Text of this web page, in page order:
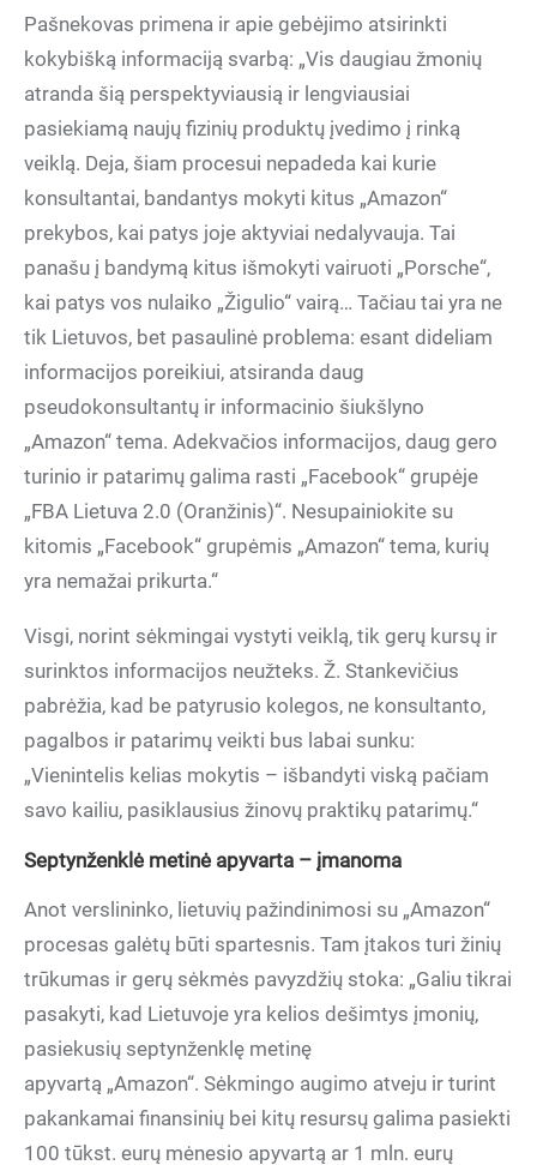
Pašnekovas primena ir apie gebėjimo atsirinkti
kokybišką informaciją svarbą: „Vis daugiau žmonių
atranda šią perspektyviausią ir lengviausiai
pasiekiamą naujų fizinių produktų įvedimo į rinką
veiklą. Deja, šiam procesui nepadeda kai kurie
konsultantai, bandantys mokyti kitus „Amazon“
prekybos, kai patys joje aktyviai nedalyvauja. Tai
panašu į bandymą kitus išmokyti vairuoti „Porsche“,
kai patys vos nulaiko „Žigulio“ vairą… Tačiau tai yra ne
tik Lietuvos, bet pasaulinė problema: esant dideliam
informacijos poreikiui, atsiranda daug
pseudokonsultantų ir informacinio šiukšlyno
„Amazon“ tema. Adekvačios informacijos, daug gero
turinio ir patarimų galima rasti „Facebook“ grupėje
„FBA Lietuva 2.0 (Oranžinis)“. Nesupainiokite su
kitomis „Facebook“ grupėmis „Amazon“ tema, kurių
yra nemažai prikurta.“
Visgi, norint sėkmingai vystyti veiklą, tik gerų kursų ir
surinktos informacijos neužteks. Ž. Stankevičius
pabrėžia, kad be patyrusio kolegos, ne konsultanto,
pagalbos ir patarimų veikti bus labai sunku:
„Vienintelis kelias mokytis – išbandyti viską pačiam
savo kailiu, pasiklausius žinovų praktikų patarimų.“
Septynženklė metinė apyvarta – įmanoma
Anot verslininko, lietuvių pažindinimosi su „Amazon“
procesas galėtų būti spartesnis. Tam įtakos turi žinių
trūkumas ir gerų sėkmės pavyzdžių stoka: „Galiu tikrai
pasakyti, kad Lietuvoje yra kelios dešimtys įmonių,
pasiekusių septynženklę metinę
apyvartą „Amazon“. Sėkmingo augimo atveju ir turint
pakankamai finansinių bei kitų resursų galima pasiekti
100 tūkst. eurų mėnesio apyvartą ar 1 mln. eurų